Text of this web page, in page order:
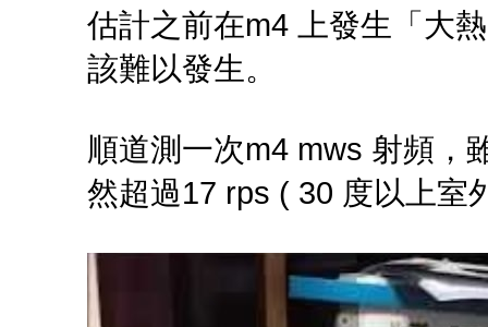
估計之前在m4 上發生「大
該難以發生。
順道測一次m4 mws 射頻，
然超過17 rps ( 30 度以上室